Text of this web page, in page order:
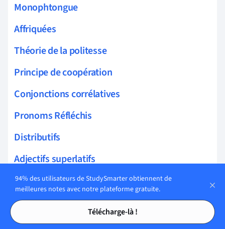
Tables des matières
Tables des matières
Monophtongue
Affriquées
Théorie de la politesse
Principe de coopération
Conjonctions corrélatives
Pronoms Réfléchis
Distributifs
Adjectifs superlatifs
Fréquence fondamentale
Formant
Tableau des voyelles
94% des utilisateurs de StudySmarter obtiennent de
meilleures notes avec notre plateforme gratuite.
Télécharge-là !